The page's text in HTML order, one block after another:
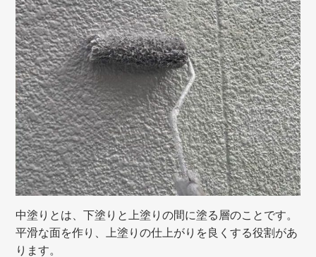
中塗りとは、下塗りと上塗りの間に塗る層のことです。
平滑な面を作り、
上塗りの仕上がりを良くする役割があ
ります。